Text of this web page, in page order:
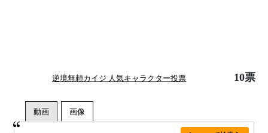
逆境無頼カイジ 人気キャラクター投票 10票